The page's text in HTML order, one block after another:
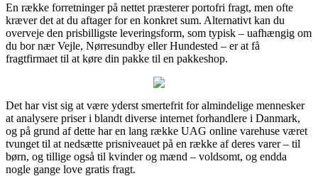
En række forretninger på nettet præsterer portofri fragt, men ofte
kræver det at du aftager for en konkret sum. Alternativt kan du
overveje den prisbilligste leveringsform, som typisk – uafhængig om
du bor nær Vejle, Nørresundby eller Hundested – er at få
fragtfirmaet til at køre din pakke til en pakkeshop.
Det har vist sig at være yderst smertefrit for almindelige mennesker
at analysere priser i blandt diverse internet forhandlere i Danmark,
og på grund af dette har en lang række UAG online varehuse været
tvunget til at nedsætte prisniveauet på en række af deres varer – til
børn, og tillige også til kvinder og mænd – voldsomt, og endda
nogle gange love gratis fragt.